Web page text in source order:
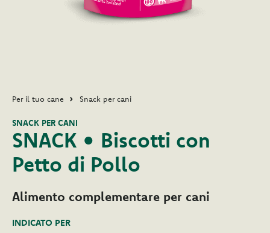
Per il tuo cane Snack per cani
SNACK • Biscotti con
Petto di Pollo
SNACK PER CANI
Alimento complementare per cani
INDICATO PER